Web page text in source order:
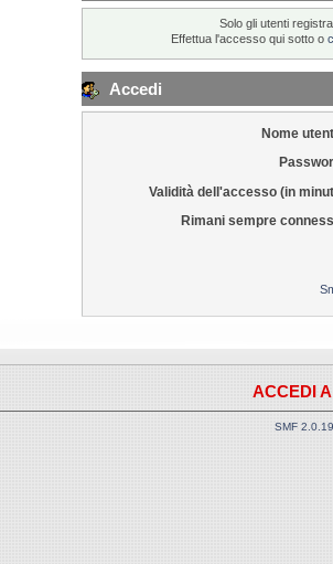
Solo gli utenti
Effettua l'accesso qui sotto o
Accedi
Nome
Validità dell'accesso (in
Rimani sempre
ACCEDI
SMF 2.0.19